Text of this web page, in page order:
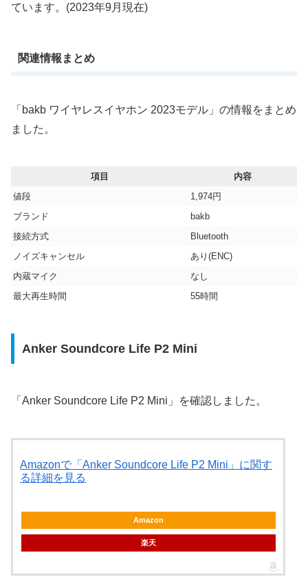
ています。(2023年9月現在)
関連情報まとめ
「bakb ワイヤレスイヤホン 2023モデル」の情報をまとめ
ました。
項目
内容
値段
1,974円
ブランド
bakb
接続方式
Bluetooth
ノイズキャンセル
あり(ENC)
内蔵マイク
なし
最大再生時間
55時間
Anker Soundcore Life P2 Mini
「Anker Soundcore Life P2 Mini」を確認しました。
Amazonで「Anker Soundcore Life P2 Mini」に関す
る詳細を見る
Amazon
楽天